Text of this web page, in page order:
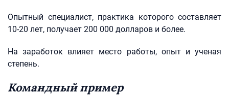
Опытный специалист, практика которого составляет
10-20 лет, получает 200 000 долларов и более.
На заработок влияет место работы, опыт и ученая
степень.
Командный пример